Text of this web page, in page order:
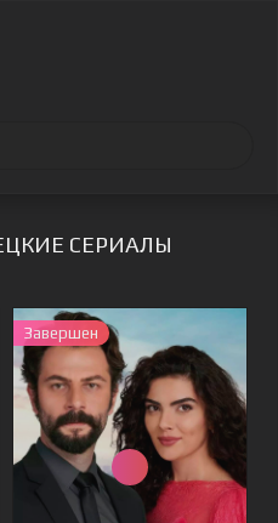
СЕРИАЛЫ
Завершен